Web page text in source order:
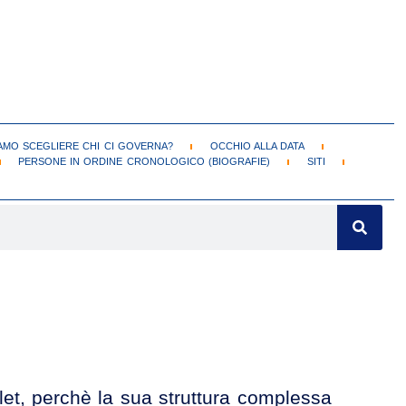
SCEGLIERE CHI CI GOVERNA?
OCCHIO ALLA DATA
PERSONE IN ORDINE CRONOLOGICO (BIOGRAFIE)
SITI
perchè la sua struttura complessa